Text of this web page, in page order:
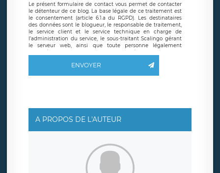
Le présent formulaire de contact vous permet de contacter
le détenteur de ce blog. La base légale de ce traitement est
le consentement (article 6.1.a du RGPD). Les destinataires
des données sont le blogueur, le responsable de traitement,
le service client et le service technique en charge de
l’administration du service, le sous-traitant Scalingo gérant
le serveur web, ainsi que toute personne légalement
autorisée. Le formulaire de contact à destination du
basé en France et offrant des
clauses de protection
limitation du traitement relatif à vos données à caractère
données. Vous pouvez exercer ces droits auprès du délégué
de traitement est la société LÉGAVOX, sis 9 rue Léopold
Sédar Senghor, joignable à l’adresse mail :
responsabledetraitement@legavox.fr. Vous avez également
le droit d’introduire une réclamation auprès d’une autorité
ENVOYER
A PROPOS DE L'AUTEUR